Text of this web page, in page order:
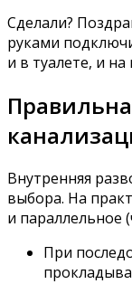
Сделали?
руками
и в туалете, и на
Внутренняя
выбора. На
и параллельное
При